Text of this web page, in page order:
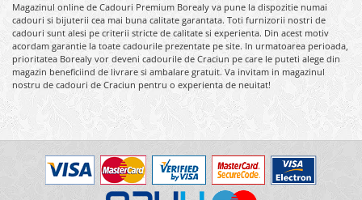
Magazinul online de Cadouri Premium Borealy va pune la dispozitie numai
cadouri si bijuterii cea mai buna calitate garantata. Toti furnizorii nostri de
cadouri sunt alesi pe criterii stricte de calitate si experienta. Din acest motiv
acordam garantie la toate cadourile prezentate pe site. In urmatoarea perioada,
prioritatea Borealy vor deveni cadourile de Craciun pe care le puteti alege din
magazin beneficiind de livrare si ambalare gratuit. Va invitam in magazinul
nostru de cadouri de Craciun pentru o experienta de neuitat!